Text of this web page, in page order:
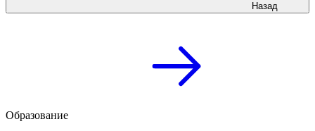
Назад
Образование